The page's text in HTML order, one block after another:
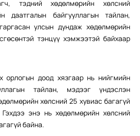
тэдний хөдөлмөрийн хөлсний
даатгалын байгууллагын тайлан,
улсын дундаж хөдөлмөрийн
тэнцүү хэмжээтэй байхаар
орлогын доод хязгаар нь нийгмийн
тайлан, мэдээг үндэслэн
хөлсний 25 хувиас багагүй
энэ нь хөдөлмөрийн хөлсний
байна.